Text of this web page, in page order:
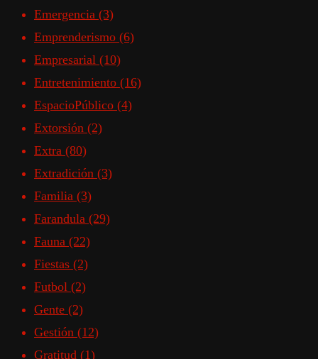
Emergencia (3)
Emprenderismo (6)
Empresarial (10)
Entretenimiento (16)
EspacioPúblico (4)
Extorsión (2)
Extra (80)
Extradición (3)
Familia (3)
Farandula (29)
Fauna (22)
Fiestas (2)
Futbol (2)
Gente (2)
Gestión (12)
Gratitud (1)